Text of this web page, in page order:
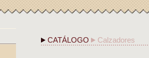
CATÁLOGO Calzadores